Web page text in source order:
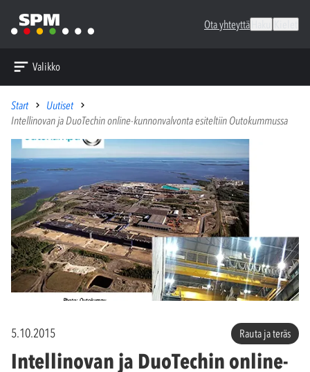
Ota yhteyttä
Valikko
Start
Uutiset
Intellinovan ja DuoTechin online-kunnonvalvonta esiteltiin Outokummussa
5.10.2015 Rauta ja teräs
Intellinovan ja DuoTechin online-